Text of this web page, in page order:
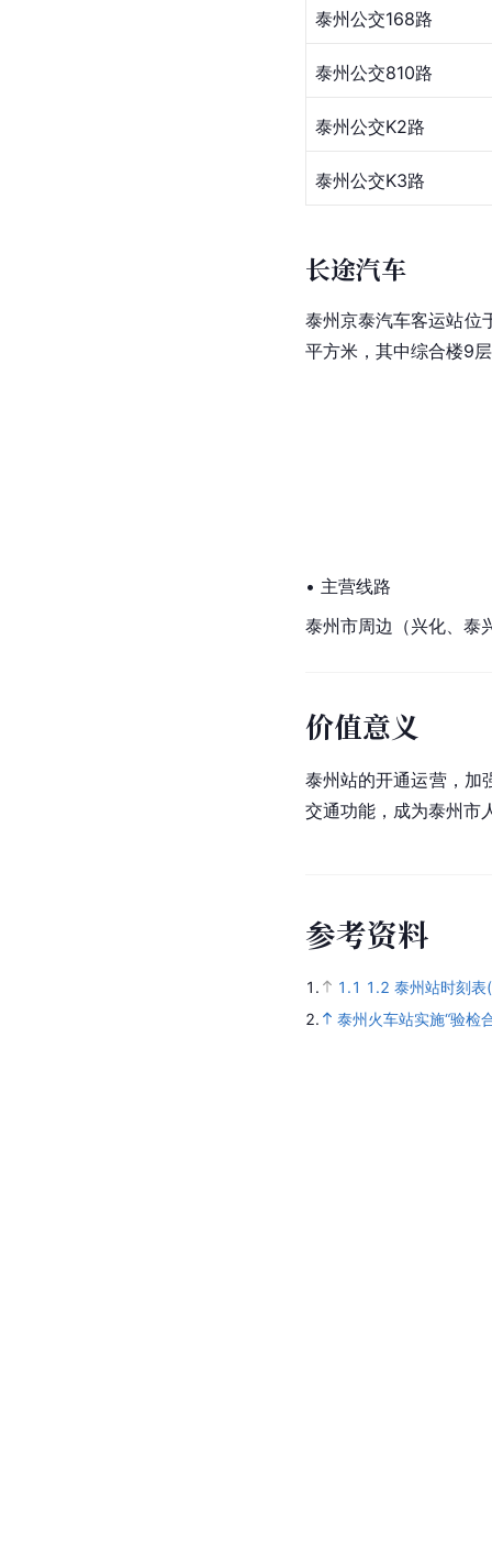
泰州公交168路
泰州公交810路
泰州公交K2路
泰州公交K3路
长途汽车
泰州京泰汽车客运站位
平方米，其中综合楼9
• 主营线路
泰州市周边（兴化、泰
价值意义
泰州站的开通运营，加
交通功能，成为泰州市
参考资料
1. 1.1 1.2 泰州站时刻表
2.
泰州火车站实施“验检